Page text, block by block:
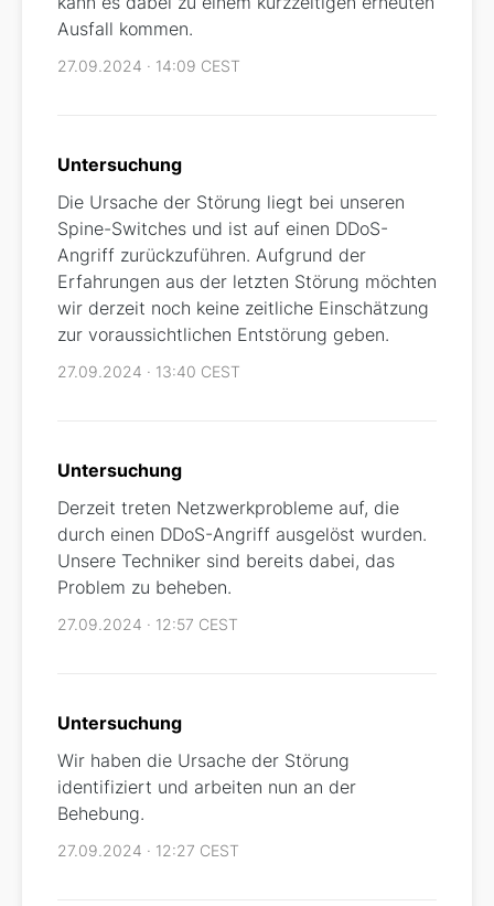
Ausfall kommen.
27.09.2024 · 14:09 CEST
Untersuchung
Die Ursache der Störung liegt bei unseren
Spine-Switches und ist auf einen DDoS-
Angriff zurückzuführen. Aufgrund der
Erfahrungen aus der letzten Störung möchten
wir derzeit noch keine zeitliche Einschätzung
zur voraussichtlichen Entstörung geben.
27.09.2024 · 13:40 CEST
Untersuchung
Derzeit treten Netzwerkprobleme auf, die
durch einen DDoS-Angriff ausgelöst wurden.
Unsere Techniker sind bereits dabei, das
Problem zu beheben.
27.09.2024 · 12:57 CEST
Untersuchung
Wir haben die Ursache der Störung
identifiziert und arbeiten nun an der
Behebung.
27.09.2024 · 12:27 CEST